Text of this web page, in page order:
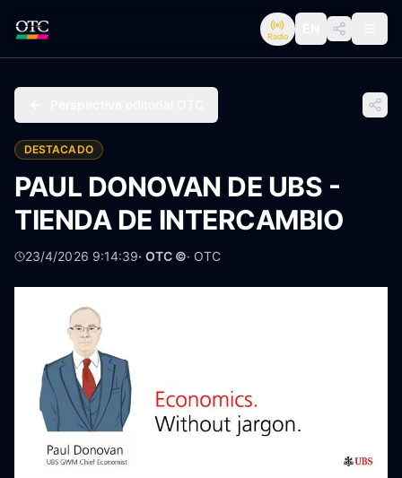
Radio
DESTACADO
PAUL DONOVAN DE UBS -
TIENDA DE INTERCAMBIO
23/4/2026 9:14:39· OTC ©· OTC